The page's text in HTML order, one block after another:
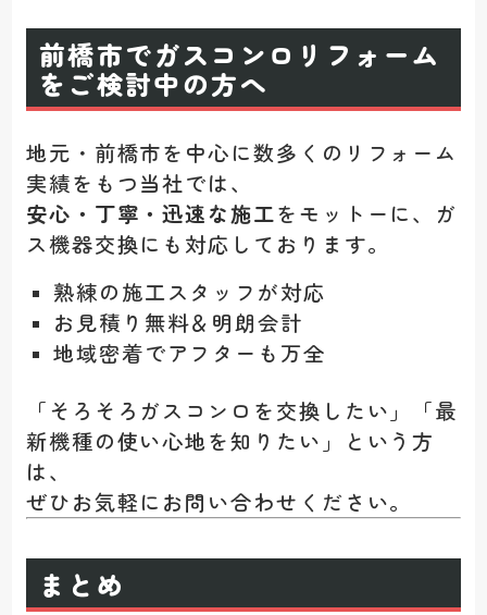
前橋市でガスコンロリフォーム
をご検討中の方へ
地元・前橋市を中心に数多くのリフォーム
実績をもつ当社では、
安心・丁寧・迅速な施工をモットーに、ガ
ス機器交換にも対応しております。
熟練の施工スタッフが対応
お見積り無料＆明朗会計
地域密着でアフターも万全
「そろそろガスコンロを交換したい」「最
新機種の使い心地を知りたい」という方
は、
ぜひお気軽にお問い合わせください。
まとめ